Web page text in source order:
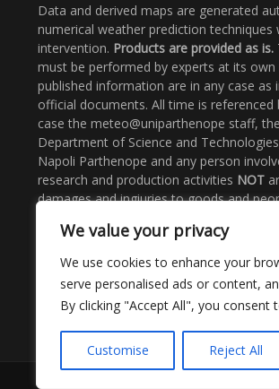
We value your privacy
We use cookies to enhance your
serve personalised ads or content,
By clicking "Accept All", you consent
Customise Reject All
Data and derived maps are generated
numerical weather prediction techniques
intervention. Products are provided as is.
must be performed by experts at its own
published information are in any case as
official documents. All time is referenced
case the meteo@uniparthenope staff,
Department of Science and
Napoli Parthenope and any person
research and production activities NOT
damages and ingiuries to goods and
Email: meteo@uniparthenope.it
Call Us:
+39 0815476562